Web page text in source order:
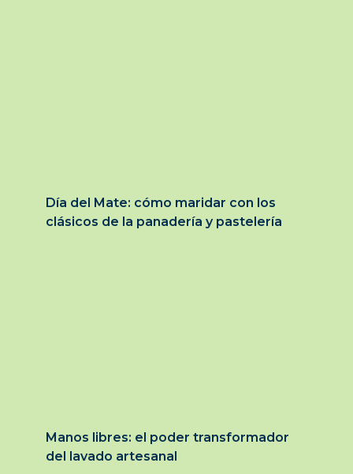
Día del Mate: cómo maridar con los
clásicos de la panadería y pastelería
Manos libres: el poder transformador
del lavado artesanal